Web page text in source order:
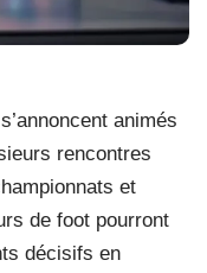
animés
rencontres
et
de foot pourront
décisifs en